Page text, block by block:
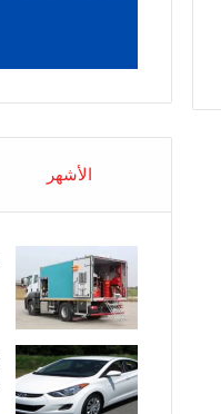
الأشهر